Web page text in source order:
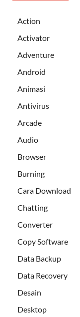
Action
Activator
Adventure
Android
Animasi
Antivirus
Arcade
Audio
Browser
Burning
Cara Download
Chatting
Converter
Copy Software
Data Backup
Data Recovery
Desain
Desktop